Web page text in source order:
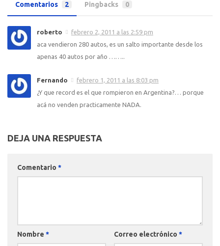
Comentarios 2 Pingbacks 0
roberto
febrero 2, 2011 a las 2:59 pm
aca vendieron 280 autos, es un salto importante desde los
apenas 40 autos por año ……..
Fernando
febrero 1, 2011 a las 8:03 pm
¿Y que record es el que rompieron en Argentina?… porque
acá no venden practicamente NADA.
DEJA UNA RESPUESTA
Comentario *
Nombre * Correo electrónico *